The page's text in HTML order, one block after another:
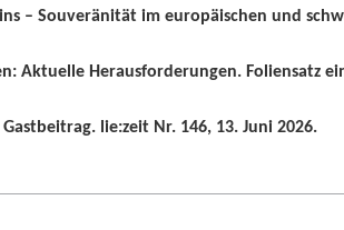
– Souveränität im europäischen und
Aktuelle Herausforderungen. Foliensatz
lie:zeit Nr. 146, 13. Juni 2026.